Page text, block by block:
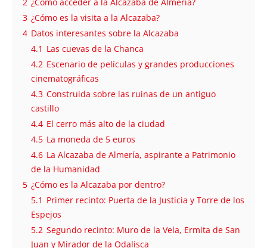
2 ¿Cómo acceder a la Alcazaba de Almería?
3 ¿Cómo es la visita a la Alcazaba?
4 Datos interesantes sobre la Alcazaba
4.1 Las cuevas de la Chanca
4.2 Escenario de películas y grandes producciones
cinematográficas
4.3 Construida sobre las ruinas de un antiguo
castillo
4.4 El cerro más alto de la ciudad
4.5 La moneda de 5 euros
4.6 La Alcazaba de Almería, aspirante a Patrimonio
de la Humanidad
5 ¿Cómo es la Alcazaba por dentro?
5.1 Primer recinto: Puerta de la Justicia y Torre de los
Espejos
5.2 Segundo recinto: Muro de la Vela, Ermita de San
Juan y Mirador de la Odalisca